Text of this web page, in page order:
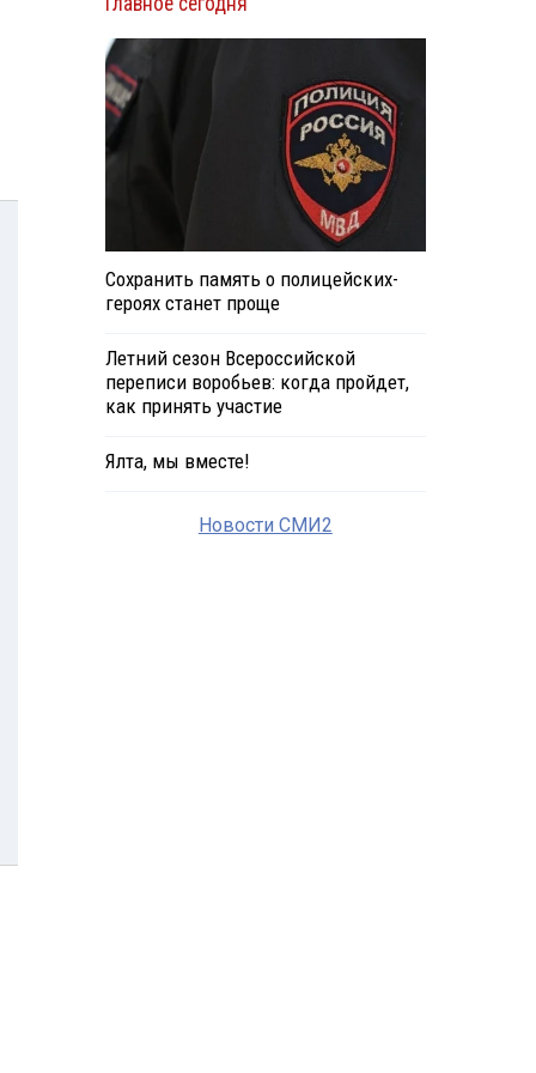
Сохранить память о полицейских-
героях станет проще
Летний сезон Всероссийской
переписи воробьев: когда пройдет,
как принять участие
Ялта, мы вместе!
Новости СМИ2